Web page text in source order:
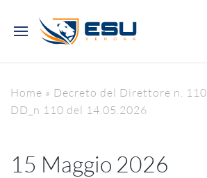
Home » Decreto del Direttore n.
DD_n 110 del 14.05.2026
15 Maggio 2026